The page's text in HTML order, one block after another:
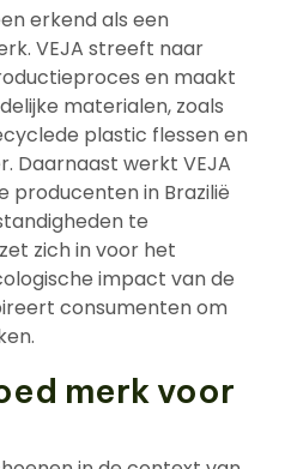
erkend als een
VEJA streeft naar
en maakt
materialen, zoals
plastic flessen en
Daarnaast werkt VEJA
producenten in Brazilië
te
zich in voor het
impact van de
consumenten om
merk voor